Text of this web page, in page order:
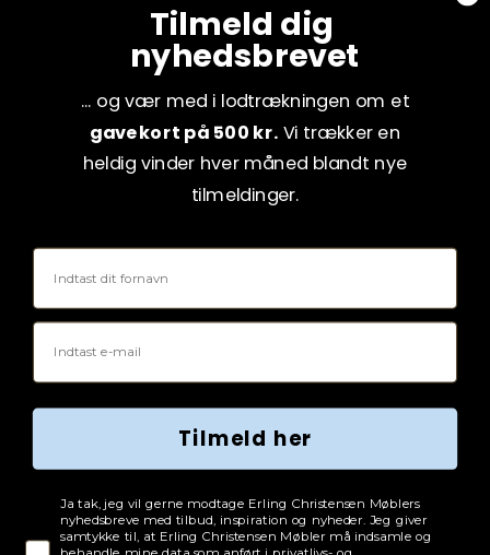
Tilmeld dig
nyhedsbrevet
... og vær med i lodtrækningen om et
gavekort på 500 kr. Vi trækker en
heldig vinder hver måned blandt nye
tilmeldinger.
Fornavn
Email
Tilmeld her
Tjekboks samtykke
Ja tak, jeg vil gerne modtage Erling Christensen Møblers
nyhedsbreve med tilbud, inspiration og nyheder. Jeg giver
samtykke til, at Erling Christensen Møbler må indsamle og